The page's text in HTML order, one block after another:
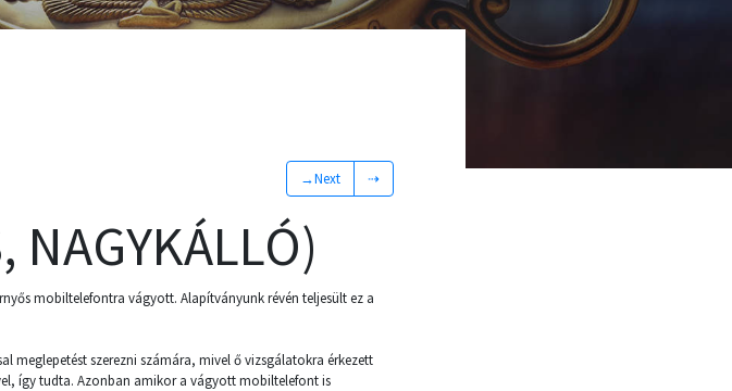
→Next ⇢
NAGYKÁLLÓ)
mobiltelefontra vágyott. Alapítványunk révén teljesült ez a
meglepetést szerezni számára, mivel ő vizsgálatokra érkezett
így tudta. Azonban amikor a vágyott mobiltelefont is